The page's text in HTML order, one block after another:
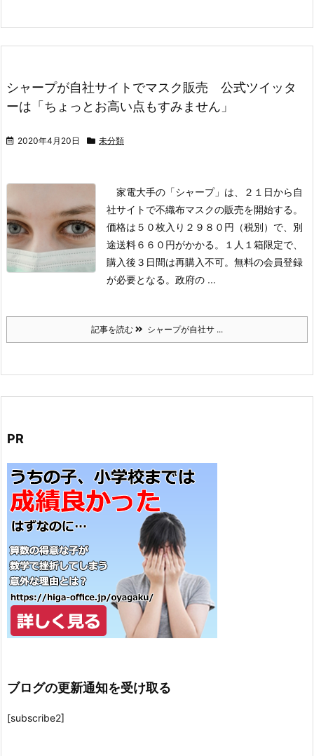
シャープが自社サイトでマスク販売 公式ツイッタ
ーは「ちょっとお高い点もすみません」
2020年4月20日 未分類
家電大手の「シャープ」は、２１日から自
社サイトで不織布マスクの販売を開始する。
価格は５０枚入り２９８０円（税別）で、別
途送料６６０円がかかる。１人１箱限定で、
購入後３日間は再購入不可。無料の会員登録
が必要となる。 政府の ...
記事を読む シャープが自社サ ...
PR
ブログの更新通知を受け取る
[subscribe2]